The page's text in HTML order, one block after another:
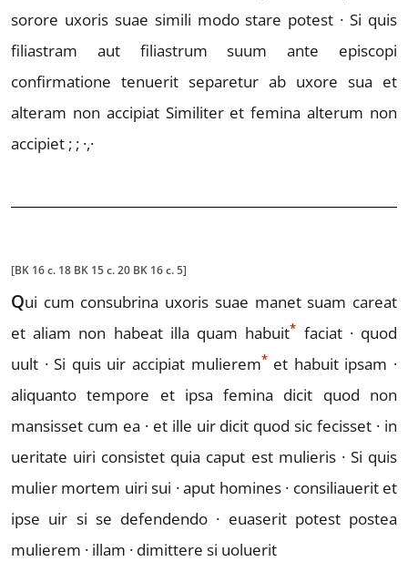
sorore uxoris suae simili modo stare potest ·Si quis
filiastram aut filiastrum suum ante episcopi
confirmatione tenuerit separetur ab uxore sua et
alteram non accipiat Similiter et femina alterum non
accipiet ; ; ·,·
[BK 16 c. 18 BK 15 c. 20 BK 16 c. 5]
Qui cum consubrina uxoris suae manet suam careat
et aliam non habeat illa quam habuit* faciat · quod
uult ·Si quis uir accipiat mulierem*et habuit ipsam ·
aliquanto tempore et ipsa femina dicit quod non
mansisset cum ea · et ille uir dicit quod sic fecisset · in
ueritate uiri consistet quia caput est mulieris · Si quis
mulier mortem uiri sui · aput homines · consiliauerit et
ipse uir si se defendendo · euaserit potest postea
mulierem · illam · dimittere si uoluerit